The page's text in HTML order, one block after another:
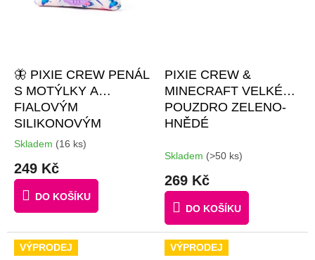
🦋 PIXIE CREW PENÁL
S MOTÝLKY A
FIALOVÝM
SILIKONOVÝM
PANELEM – SVĚTLÝ S
DEKOREM
BROŽURKA
KREATIVNÍCH
MALÝCH
RŮZNOBAREVNÝCH
Průměrné
produktu
je
4,7
z
hvězdiček.
Skladem (16 ks)
249 Kč
DO KOŠÍKU
PIXIE CREW &
MINECRAFT VELKÉ
POUZDRO ZELENO-
HNĚDÉ
Skladem (>50 ks)
269 Kč
DO KOŠÍKU
VÝPRODEJ VÝPRODEJ